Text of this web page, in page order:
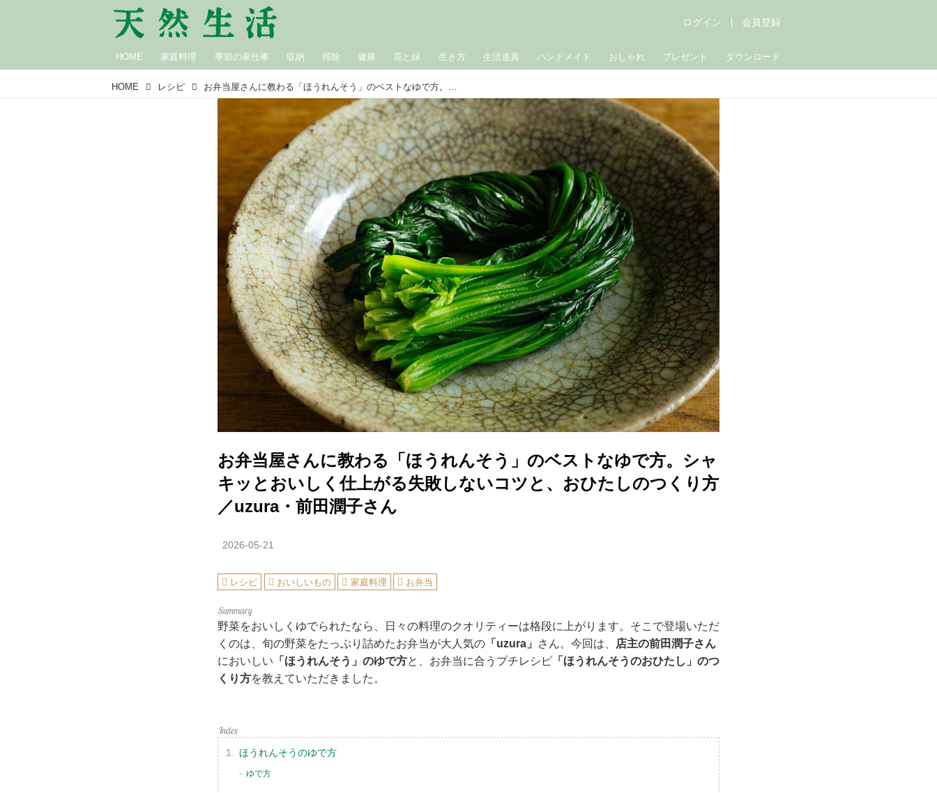
HOME 家庭料理 季節の家仕事 収納 掃除 健康 花と緑 生き方 生活道具 ハンドメイド おしゃれ プレゼント ダウンロード
ログイン 会員登録
HOME レシピ お弁当屋さんに教わる「ほうれんそう」のベストなゆで方。シャキッとおいしく仕上がる失敗しないコツと、おひたしのつくり方／uzura・前田潤子さん
お弁当屋さんに教わる「ほうれんそう」のベストなゆで方。シャ
キッとおいしく仕上がる失敗しないコツと、おひたしのつくり方
／uzura・前田潤子さん
2026-05-21
レシピ おいしいもの 家庭料理 お弁当
野菜をおいしくゆでられたなら、日々の料理のクオリティーは格段に上がります。そこで登場いただ
くのは、旬の野菜をたっぷり詰めたお弁当が大人気の 「uzura」 さん。今回は、
店主の前田潤子さん
においしい 「ほうれんそう」のゆで方と、お弁当に合うプチレシピ 「ほうれんそうのおひたし」のつ
くり方を教えていただきました。
ほうれんそうのゆで方
ゆで方